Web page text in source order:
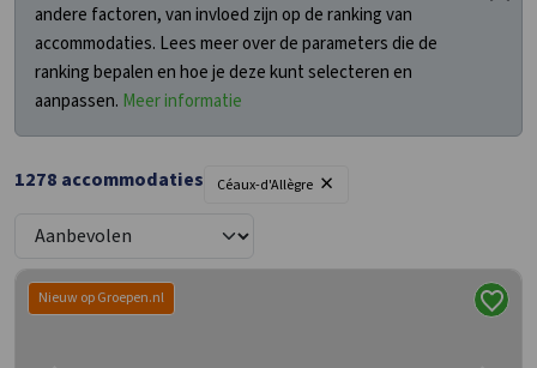
andere factoren, van invloed zijn op de ranking van
accommodaties. Lees meer over de parameters die de
ranking bepalen en hoe je deze kunt selecteren en
aanpassen. Meer informatie
1278 accommodaties Céaux-d'Allègre ×
Nieuw op Groepen.nl